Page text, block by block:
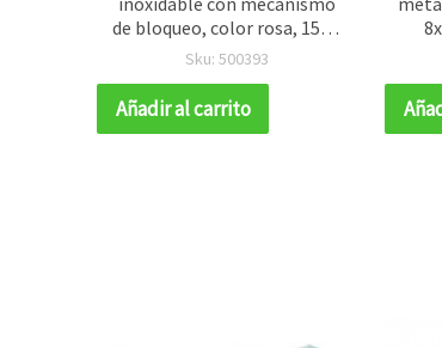
de bloqueo, color rosa, 150 x
1,5 mm, para manualidades y
Sku: 500393
Añadir al carrito